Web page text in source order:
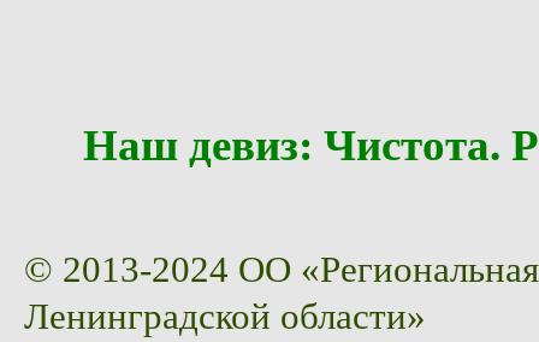
Наш девиз:
© 2013-2024 ОО
Ленинградской области»